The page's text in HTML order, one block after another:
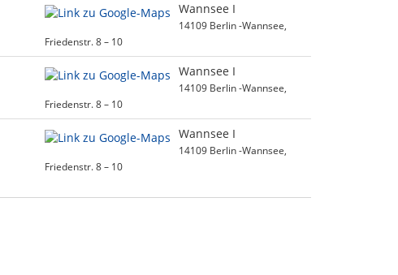
Wannsee I
14109 Berlin -Wannsee,
Friedenstr. 8 – 10
Wannsee I
14109 Berlin -Wannsee,
Friedenstr. 8 – 10
Wannsee I
14109 Berlin -Wannsee,
Friedenstr. 8 – 10